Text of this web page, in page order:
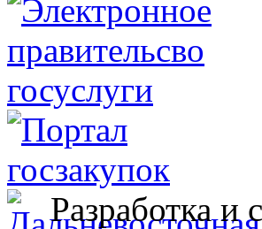
Разработка и